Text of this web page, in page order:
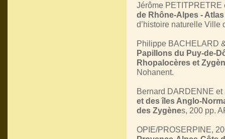
Jérôme PETITPRETRE
de Rhône-Alpes -
d’histoire naturelle Ville
Philippe BACHELARD
Papillons du Puy-de-
Rhopalocères et
Nohanent.
Bernard DARDENNE
et des îles Anglo-
des Zygènes, 200 pp.
OPIE/PROSERPINE,